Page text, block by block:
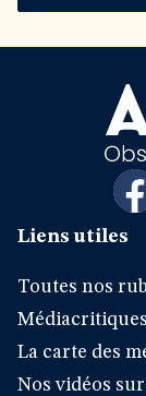
Liens utiles
Toutes nos
Médiacritiques
La carte des
Nos vidéos